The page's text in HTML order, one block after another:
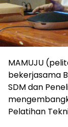
MAMUJU
bekerjasama
SDM dan
Pelatihan